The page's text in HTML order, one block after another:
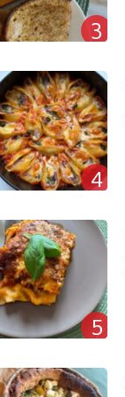
3
4
5